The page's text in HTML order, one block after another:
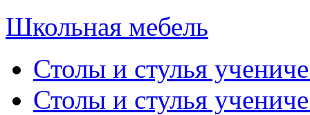
Школьная мебель
Столы и стулья
Столы и стулья